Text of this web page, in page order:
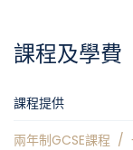
課程及學費
課程提供
兩年制GCSE課程 /